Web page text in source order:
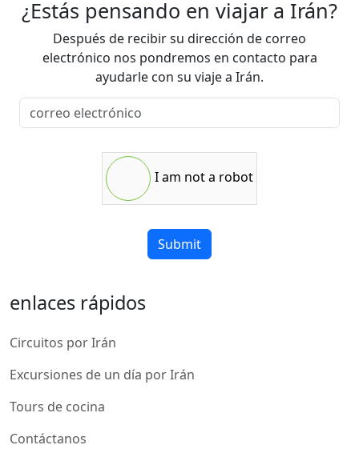
¿Estás pensando en viajar a Irán?
Después de recibir su dirección de correo
electrónico nos pondremos en contacto para
ayudarle con su viaje a Irán.
I am not a robot
Submit
enlaces rápidos
Circuitos por Irán
Excursiones de un día por Irán
Tours de cocina
Contáctanos